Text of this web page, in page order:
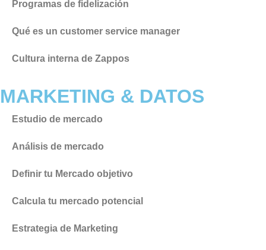
Programas de fidelización
Qué es un customer service manager
Cultura interna de Zappos
MARKETING & DATOS
Estudio de mercado
Análisis de mercado
Definir tu Mercado objetivo
Calcula tu mercado potencial
Estrategia de Marketing